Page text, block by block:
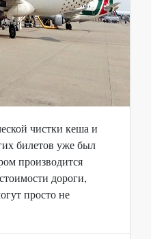
чистки кеша и
билетов уже был
производится
дороги,
просто не